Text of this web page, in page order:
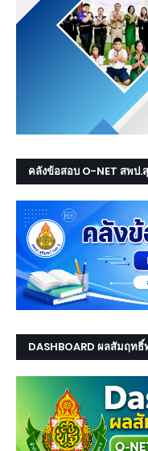
คลังข้อสอบ O-NET สพป.
DASHBOARD ผลสัมฤทธิ์